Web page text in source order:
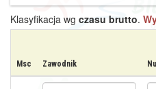
Klasyfikacja wg czasu brutto.
Msc Zawodnik